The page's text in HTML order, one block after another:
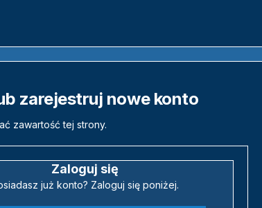
zarejestruj nowe konto
zawartość tej strony.
Zaloguj się
już konto? Zaloguj się poniżej.